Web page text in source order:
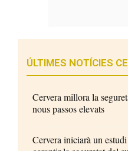
ÚLTIMES NOTÍCIES
Cervera millora la
nous passos elevats
Cervera iniciarà un